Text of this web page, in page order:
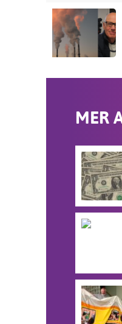
MER